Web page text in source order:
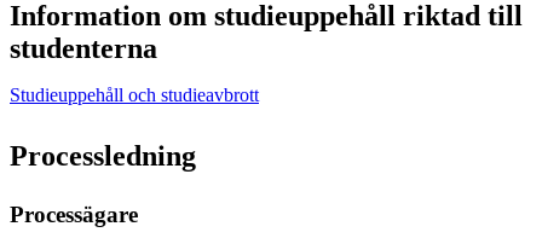
Information om studieuppehåll riktad till
studenterna
Studieuppehåll och studieavbrott
Processledning
Processägare